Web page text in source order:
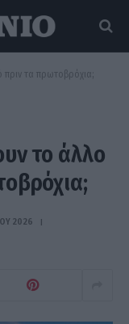
πριν τα πρωτοβρόχια;
το άλλο
2026